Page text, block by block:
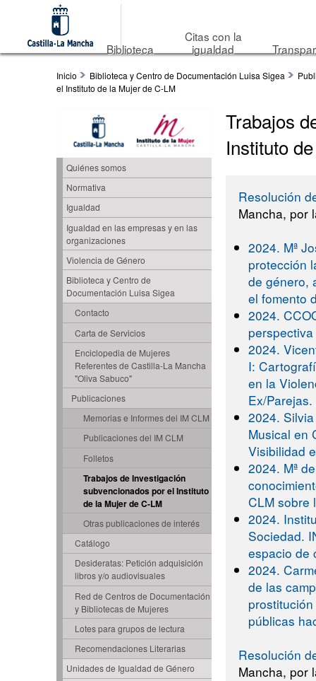
Biblioteca
Citas con la
igualdad
Inicio Biblioteca y Centro de Documentación Luisa Sigea
el Instituto de la Mujer de C-LM
Quiénes somos
Normativa
Igualdad
Igualdad en las empresas y en las
organizaciones
Violencia de Género
Biblioteca y Centro de
Documentación Luisa Sigea
Contacto
Carta de Servicios
Enciclopedia de Mujeres
Referentes de Castilla-La Mancha
"Oliva Sabuco"
Publicaciones
Memorias e Informes del IM CLM
Publicaciones del IM CLM
Folletos
Trabajos de Investigación
subvencionados por el Instituto
de la Mujer de C-LM
Otras publicaciones de interés
Catálogo
Desideratas: Petición adquisición
libros y/o audiovisuales
Red de Centros de Documentación
y Bibliotecas de Mujeres
Lotes para grupos de lectura
Recomendaciones Literarias
Unidades de Igualdad de Género
Trabajos
Instituto
Resolución
Mancha, por
2024. Mª
protección
de género,
el fomento
2024.
2024.
I:
en la
Ex/Parejas.
2024.
Musical en
Visibilidad
2024. Mª
CLM sobre
2024.
Sociedad.
espacio de
2024.
de las
públicas
Resolución
Mancha, por